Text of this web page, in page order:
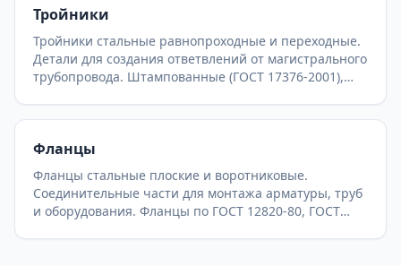
Тройники
Тройники стальные равнопроходные и переходные.
Детали для создания ответвлений от магистрального
трубопровода. Штампованные (ГОСТ 17376-2001),
Фланцы
Фланцы стальные плоские и воротниковые.
Соединительные части для монтажа арматуры, труб
и оборудования. Фланцы по ГОСТ 12820-80, ГОСТ